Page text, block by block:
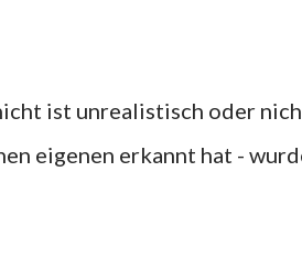
ist unrealistisch oder
eigenen erkannt hat -